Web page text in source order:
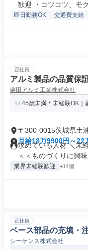
歓迎 ・コツコツ、モク
即日勤務OK 交通費支給
正社員
アルミ製品の品質保
栗田アルミ工業株式会社
45歳未満＊未経験OK｜
〒300-0015茨城県土
月給18万9900円～22
求めている人材 ＼未
＜＜ものづくりに興味
業界未経験歓迎 +14個
正社員
ベース部品の充填・
シーケンス株式会社